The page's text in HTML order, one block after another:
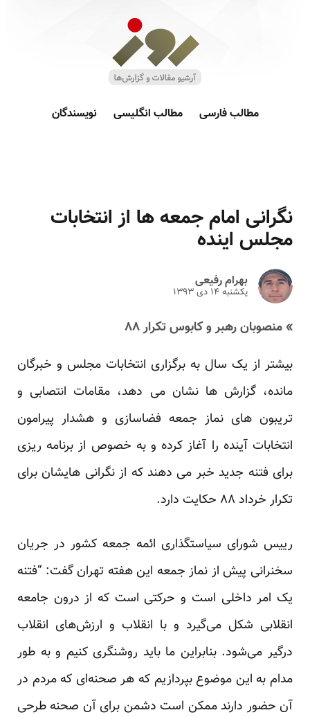
مطالب فارسی مطالب انگلیسی نویسندگان
نگرانی امام جمعه ها از انتخابات
مجلس اینده
بهرام رفیعی
یکشنبه ۱۴ دى ۱۳۹۳
» منصوبان رهبر و کابوس تکرار ۸۸
بیشتر از یک سال به برگزاری انتخابات مجلس و خبرگان
مانده، گزارش ها نشان می دهد، مقامات انتصابی و
تریبون های نماز جمعه فضاسازی و هشدار پیرامون
انتخابات آینده را آغاز کرده و به خصوص از برنامه ریزی
برای فتنه جدید خبر می دهند که از نگرانی هایشان برای
تکرار خرداد ۸۸ حکایت دارد.
رییس شورای سیاستگذاری ائمه جمعه کشور در جریان
سخنرانی پیش از نماز جمعه این هفته تهران گفت: “فتنه
یک امر داخلی است و حرکتی است که از درون جامعه
انقلابی شکل می‌گیرد و با انقلاب و ارزش‌های انقلاب
درگیر می‌شود. بنابراین ما باید روشنگری کنیم و به طور
مدام به این موضوع بپردازیم که هر صحنه‌ای که مردم در
آن حضور دارند ممکن است دشمن برای آن صحنه طرحی